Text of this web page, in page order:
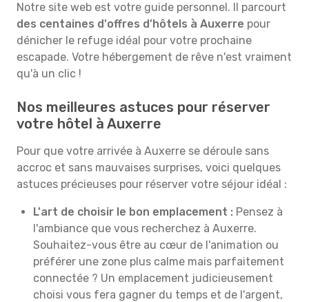
Notre site web est votre guide personnel. Il parcourt
des centaines d'offres d'hôtels à Auxerre pour
dénicher le refuge idéal pour votre prochaine
escapade. Votre hébergement de rêve n'est vraiment
qu'à un clic !
Nos meilleures astuces pour réserver
votre hôtel à Auxerre
Pour que votre arrivée à Auxerre se déroule sans
accroc et sans mauvaises surprises, voici quelques
astuces précieuses pour réserver votre séjour idéal :
L'art de choisir le bon emplacement : Pensez à
l'ambiance que vous recherchez à Auxerre.
Souhaitez-vous être au cœur de l'animation ou
préférer une zone plus calme mais parfaitement
connectée ? Un emplacement judicieusement
choisi vous fera gagner du temps et de l'argent,